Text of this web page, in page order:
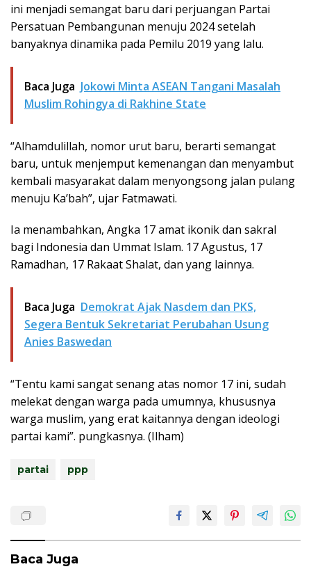
ini menjadi semangat baru dari perjuangan Partai
Persatuan Pembangunan menuju 2024 setelah
banyaknya dinamika pada Pemilu 2019 yang lalu.
Baca Juga Jokowi Minta ASEAN Tangani Masalah
Muslim Rohingya di Rakhine State
“Alhamdulillah, nomor urut baru, berarti semangat
baru, untuk menjemput kemenangan dan menyambut
kembali masyarakat dalam menyongsong jalan pulang
menuju Ka’bah”, ujar Fatmawati.
Ia menambahkan, Angka 17 amat ikonik dan sakral
bagi Indonesia dan Ummat Islam. 17 Agustus, 17
Ramadhan, 17 Rakaat Shalat, dan yang lainnya.
Baca Juga Demokrat Ajak Nasdem dan PKS,
Segera Bentuk Sekretariat Perubahan Usung
Anies Baswedan
“Tentu kami sangat senang atas nomor 17 ini, sudah
melekat dengan warga pada umumnya, khususnya
warga muslim, yang erat kaitannya dengan ideologi
partai kami”. pungkasnya. (Ilham)
partai ppp
Baca Juga